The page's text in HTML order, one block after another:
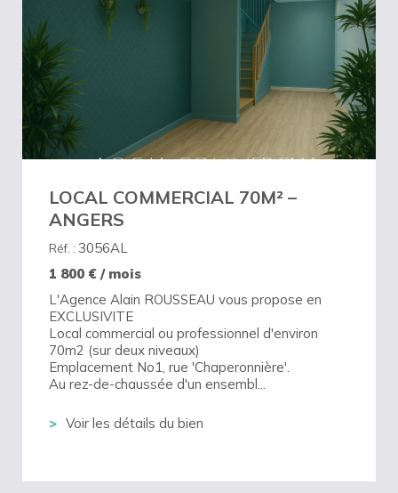
LOCAL COMMERCIAL 70M² –
ANGERS
Réf. : 3056AL
1 800 € / mois
L'Agence Alain ROUSSEAU vous propose en
EXCLUSIVITE
Local commercial ou professionnel d'environ
70m2 (sur deux niveaux)
Emplacement No1, rue 'Chaperonnière'.
Au rez-de-chaussée d'un ensembl...
Voir les détails du bien